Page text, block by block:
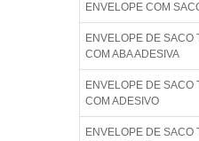
ENVELOPE COM
ENVELOPE DE SACO
COM ABA ADESIVA
ENVELOPE DE SACO
COM ADESIVO
ENVELOPE DE SACO